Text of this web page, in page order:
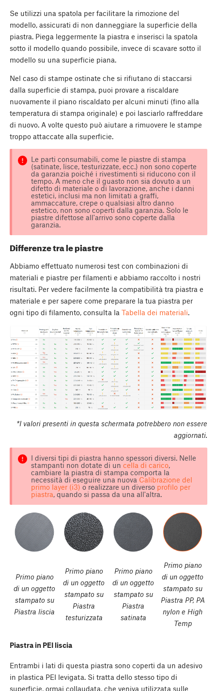
Se utilizzi una spatola per facilitare la rimozione del
modello, assicurati di non danneggiare la superficie della
piastra. Piega leggermente la piastra e inserisci la spatola
sotto il modello quando possibile, invece di scavare sotto il
modello su una superficie piana.
Nel caso di stampe ostinate che si rifiutano di staccarsi
dalla superficie di stampa, puoi provare a riscaldare
nuovamente il piano riscaldato per alcuni minuti (fino alla
temperatura di stampa originale) e poi lasciarlo raffreddare
di nuovo. A volte questo può aiutare a rimuovere le stampe
troppo attaccate alla superficie.
Le parti consumabili, come le piastre di stampa
(satinate, lisce, testurizzate, ecc.) non sono coperte
da garanzia poiché i rivestimenti si riducono con il
tempo. A meno che il guasto non sia dovuto a un
difetto di materiale o di lavorazione, anche i danni
estetici, inclusi ma non limitati a graffi,
ammaccature, crepe o qualsiasi altro danno
estetico, non sono coperti dalla garanzia. Solo le
piastre difettose all'arrivo sono coperte dalla
garanzia.
Differenze tra le piastre
Abbiamo effettuato numerosi test con combinazioni di
materiali e piastre per filamenti e abbiamo raccolto i nostri
risultati. Per vedere facilmente la compatibilità tra piastra e
materiale e per sapere come preparare la tua piastra per
ogni tipo di filamento, consulta la Tabella dei materiali.
*I valori presenti in questa schermata potrebbero non essere
aggiornati.
I diversi tipi di piastra hanno spessori diversi. Nelle
stampanti non dotate di un cella di carico,
cambiare la piastra di stampa comporta la
necessità di eseguire una nuova Calibrazione del
primo layer (i3) o realizzare un diverso profilo per
piastra, quando si passa da una all'altra.
Primo piano
di un oggetto
stampato su
Piastra liscia
Primo piano
di un oggetto
stampato su
Piastra
testurizzata
Primo piano
di un oggetto
stampato su
Piastra
satinata
Primo piano
di un oggetto
stampato su
Piastra PP, PA
nylon e High
Temp
Piastra in PEI liscia
Entrambi i lati di questa piastra sono coperti da un adesivo
in plastica PEI levigata. Si tratta dello stesso tipo di
superficie, ormai collaudata, che veniva utilizzata sulle